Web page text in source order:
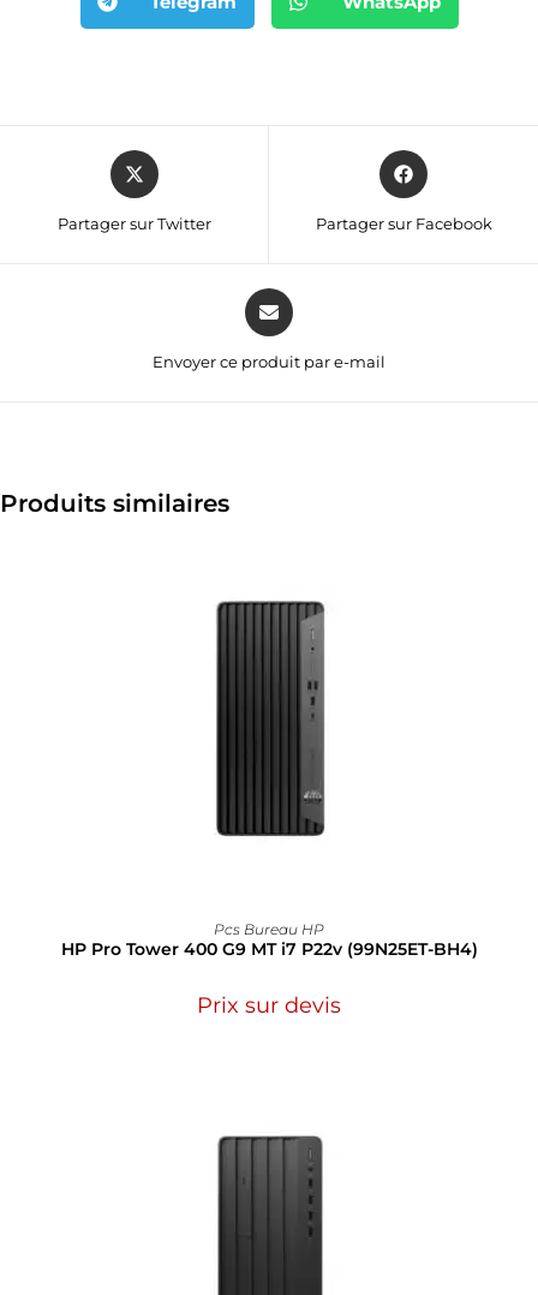
Partager sur Twitter Partager sur Facebook
Envoyer ce produit par e-mail
Produits similaires
Pcs Bureau HP
HP Pro Tower 400 G9 MT i7 P22v (99N25ET-BH4)
Prix sur devis